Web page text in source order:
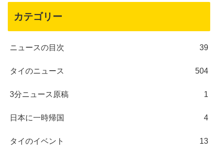
カテゴリー
ニュースの目次 39
タイのニュース 504
3分ニュース原稿 1
日本に一時帰国 4
タイのイベント 13